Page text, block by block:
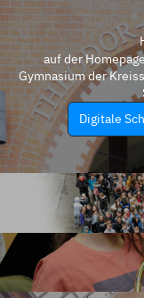
auf der
Gymnasium der
Digitale